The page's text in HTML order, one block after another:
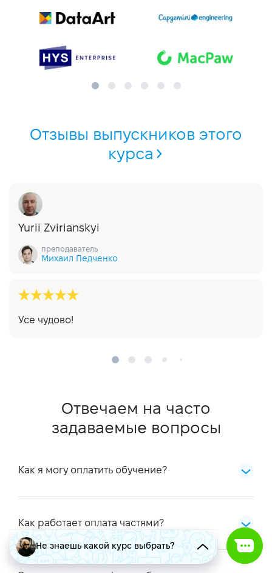
Отзывы выпускников этого
курса
Yurii Zvirianskyi
преподаватель
Михаил Педченко
Усе чудово!
Отвечаем на часто
задаваемые вопросы
Как я могу оплатить обучение?
Оплата производится через выставление
Как работает оплата частями?
Мы предлагаем возможность разбить стоимость
Не знаешь какой курс выбрать?